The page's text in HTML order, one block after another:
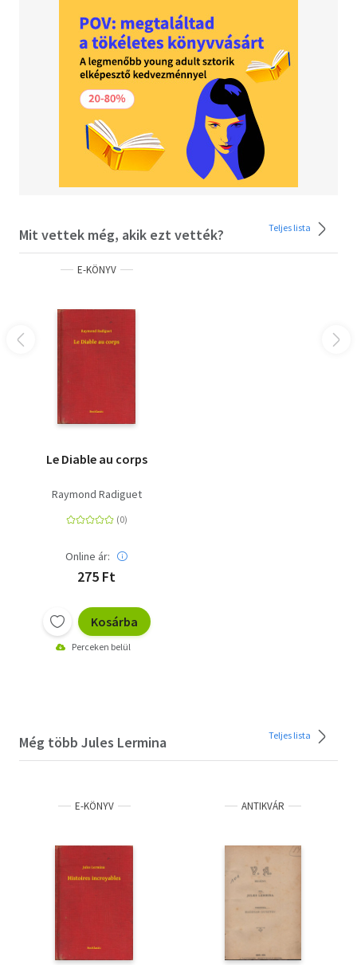
Mit vettek még, akik ezt vették? Teljes lista
E-KÖNYV
Le Diable au corps
Raymond Radiguet
Online ár:
275 Ft
Kosárba
Perceken belül
Még több Jules Lermina Teljes lista
E-KÖNYV ANTIKVÁR